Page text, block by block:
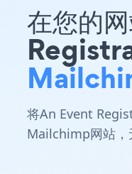
在您的
将An Event
Mailchimp网站，